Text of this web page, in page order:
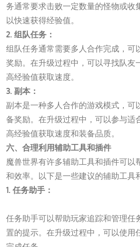
务通常要求击败一定数量的怪物或收
以快速获得经验值。
2. 组队任务：
组队任务通常需要多人合作完成，可
奖励。在升级过程中，可以寻找队友
高经验值获取速度。
3. 副本：
副本是一种多人合作的游戏模式，可
备奖励。在升级过程中，可以参与适
高经验值获取速度和装备品质。
六、合理利用辅助工具和插件
魔兽世界有许多辅助工具和插件可以
和效率。以下是一些建议的辅助工具
1. 任务助手：
任务助手可以帮助玩家追踪和管理任
置的提示。在升级过程中，可以使用